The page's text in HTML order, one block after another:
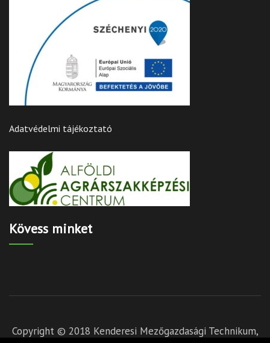
Adatvédelmi tájékoztató
Kövess minket
Copyright © 2018 Kenderesi Mezőgazdasági Technikum,